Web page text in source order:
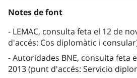
Notes de font
LEMAC, consulta feta el 12 de
d'accés: Cos diplomàtic i
Autoridades BNE, consulta feta
2013 (punt d'accés: Servicio